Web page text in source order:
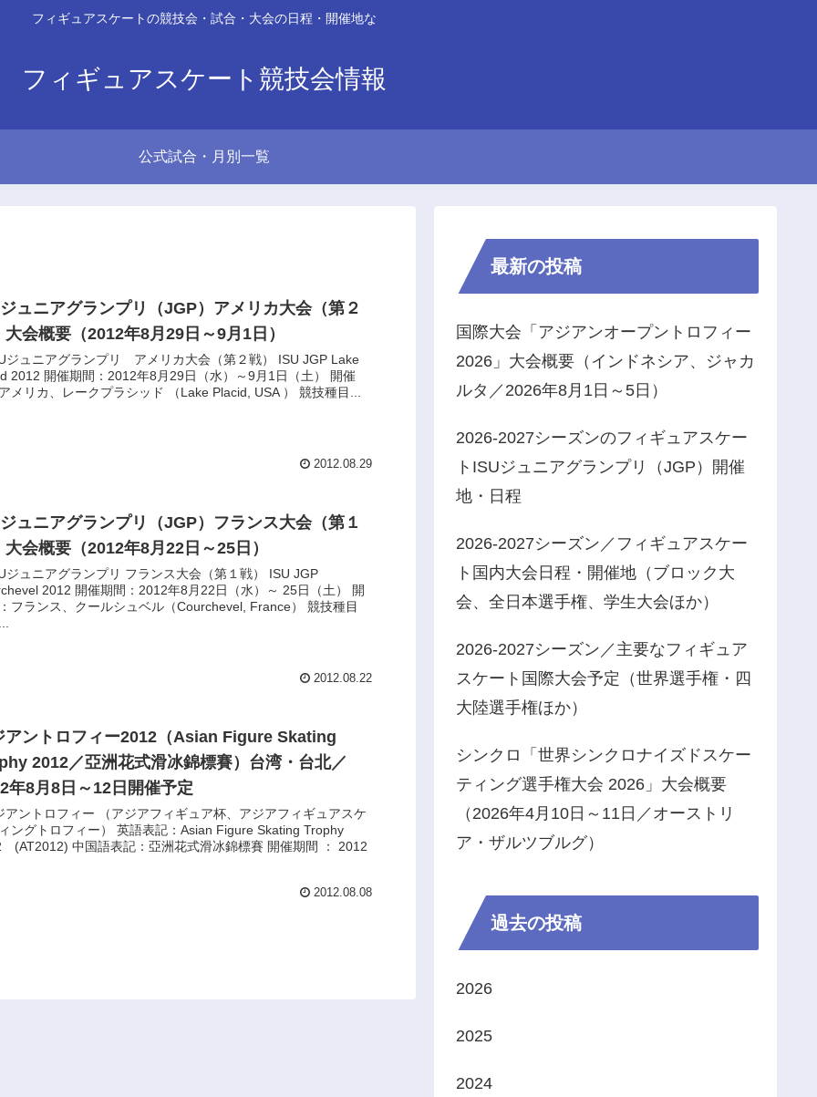
フィギュアスケートの競技会・試合・大会の日程・開催地な
フィギュアスケート競技会情報
公式試合・月別一覧
ュニアグランプリ（JGP）アメリカ大会（第２
大会概要（2012年8月29日～9月1日）
ュニアグランプリ アメリカ大会（第２戦） ISU JGP Lake
2012 開催期間：2012年8月29日（水）～9月1日（土） 開催
メリカ、レークプラシッド （Lake Placid, USA ） 競技種目...
2012.08.29
ュニアグランプリ（JGP）フランス大会（第１
大会概要（2012年8月22日～25日）
ュニアグランプリ フランス大会（第１戦） ISU JGP
2012 開催期間：2012年8月22日（水）～ 25日（土） 開
フランス、クールシュベル（Courchevel, France） 競技種目
2012.08.22
アントロフィー2012（Asian Figure Skating
2012／亞洲花式滑冰錦標賽）台湾・台北／
年8月8日～12日開催予定
アントロフィー （アジアフィギュア杯、アジアフィギュアスケ
ングトロフィー） 英語表記：Asian Figure Skating Trophy
(AT2012) 中国語表記：亞洲花式滑冰錦標賽 開催期間 ： 2012
2012.08.08
最新の投稿
国際大会「アジアンオープントロフィー
2026」大会概要（インドネシア、ジャカ
ルタ／2026年8月1日～5日）
2026-2027シーズンのフィギュアスケー
トISUジュニアグランプリ（JGP）開催
地・日程
2026-2027シーズン／フィギュアスケー
ト国内大会日程・開催地（ブロック大
会、全日本選手権、学生大会ほか）
2026-2027シーズン／主要なフィギュア
スケート国際大会予定（世界選手権・四
大陸選手権ほか）
シンクロ「世界シンクロナイズドスケー
ティング選手権大会 2026」大会概要
（2026年4月10日～11日／オーストリ
ア・ザルツブルグ）
過去の投稿
2026
2025
2024